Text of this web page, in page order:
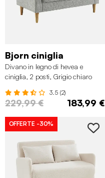
Bjorn ciniglia
Divano in legno di hevea e
ciniglia, 2 posti, Grigio chiaro
3.5 (2)
229,99 € 183,99 €
OFFERTE -30%